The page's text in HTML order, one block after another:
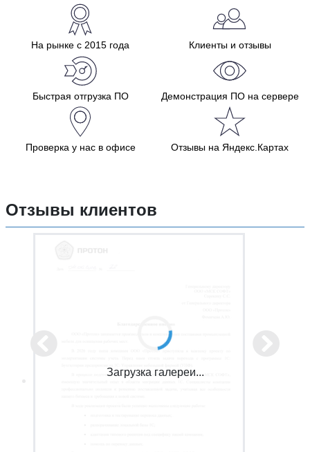
На рынке с 2015 года Клиенты и отзывы
Быстрая отгрузка ПО Демонстрация ПО на сервере
Проверка у нас в офисе Отзывы на Яндекс.Картах
Отзывы клиентов
Загрузка галереи...